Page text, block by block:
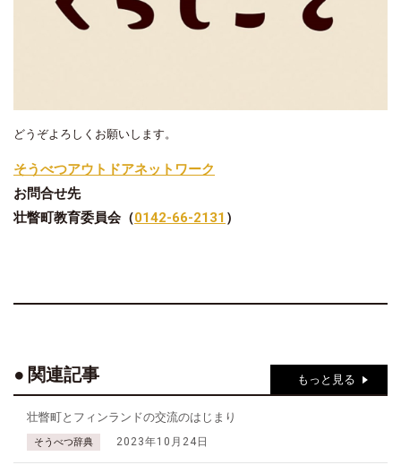
どうぞよろしくお願いします。
そうべつアウトドアネットワーク
お問合せ先
壮瞥町教育委員会（0142-66-2131 ）
関連記事 もっと見る
壮瞥町とフィンランドの交流のはじまり
そうべつ辞典 2023年10月24日